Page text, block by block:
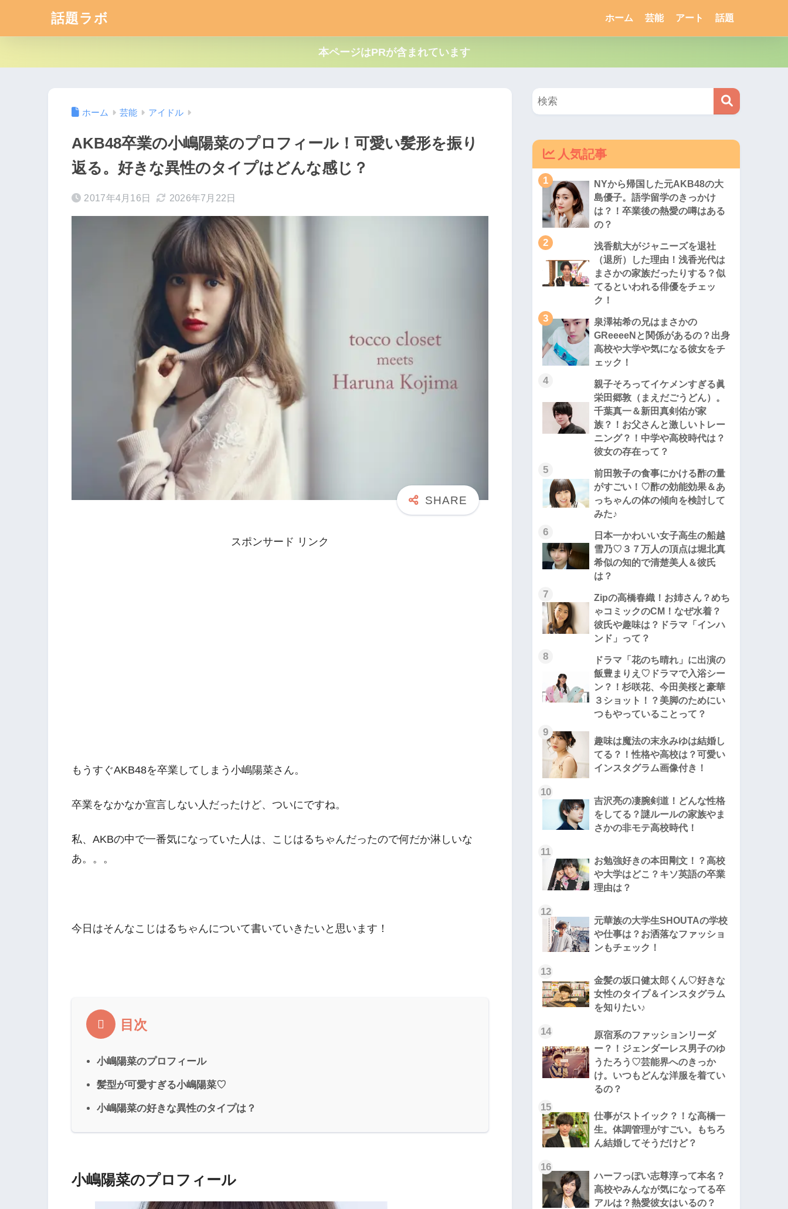
話題ラボ ホーム 芸能 アート 話題
本ページはPRが含まれています
ホーム 芸能 アイドル
AKB48卒業の小嶋陽菜のプロフィール！可愛い髪形を振り
返る。好きな異性のタイプはどんな感じ？
2017年4月16日 2026年7月22日
スポンサード リンク
もうすぐAKB48を卒業してしまう小嶋陽菜さん。
卒業をなかなか宣言しない人だったけど、ついにですね。
私、AKBの中で一番気になっていた人は、こじはるちゃんだったので何だか淋しいな
あ。。。
今日はそんなこじはるちゃんについて書いていきたいと思います！
目次
小嶋陽菜のプロフィール
髪型が可愛すぎる小嶋陽菜♡
小嶋陽菜の好きな異性のタイプは？
小嶋陽菜のプロフィール
人気記事
1
NYから帰国した元AKB48の大
島優子。語学留学のきっかけ
は？！卒業後の熱愛の噂はある
の？
2
浅香航大がジャニーズを退社
（退所）した理由！浅香光代は
まさかの家族だったりする？似
てるといわれる俳優をチェッ
ク！
3
泉澤祐希の兄はまさかの
GReeeeNと関係があるの？出身
高校や大学や気になる彼女をチ
ェック！
4
親子そろってイケメンすぎる眞
栄田郷敦（まえだごうどん）。
千葉真一＆新田真剣佑が家
族？！お父さんと激しいトレー
ニング？！中学や高校時代は？
彼女の存在って？
5
前田敦子の食事にかける酢の量
がすごい！♡酢の効能効果＆あ
っちゃんの体の傾向を検討して
みた♪
6
日本一かわいい女子高生の船越
雪乃♡３７万人の頂点は堀北真
希似の知的で清楚美人＆彼氏
は？
7
Zipの高橋春織！お姉さん？めち
ゃコミックのCM！なぜ水着？
彼氏や趣味は？ドラマ「インハ
ンド」って？
8
ドラマ「花のち晴れ」に出演の
飯豊まりえ♡ドラマで入浴シー
ン？！杉咲花、今田美桜と豪華
３ショット！？美脚のためにい
つもやっていることって？
9
趣味は魔法の末永みゆは結婚し
てる？！性格や高校は？可愛い
インスタグラム画像付き！
10
吉沢亮の凄腕剣道！どんな性格
をしてる？謎ルールの家族やま
さかの非モテ高校時代！
11
お勉強好きの本田剛文！？高校
や大学はどこ？キソ英語の卒業
理由は？
12
元華族の大学生SHOUTAの学校
や仕事は？お洒落なファッショ
ンもチェック！
13
金髪の坂口健太郎くん♡好きな
女性のタイプ＆インスタグラム
を知りたい♪
14
原宿系のファッションリーダ
ー？！ジェンダーレス男子のゆ
うたろう♡芸能界へのきっか
け。いつもどんな洋服を着てい
るの？
15
仕事がストイック？！な高橋一
生。体調管理がすごい。もちろ
ん結婚してそうだけど？
16
ハーフっぽい志尊淳って本名？
高校やみんなが気になってる卒
アルは？熱愛彼女はいるの？